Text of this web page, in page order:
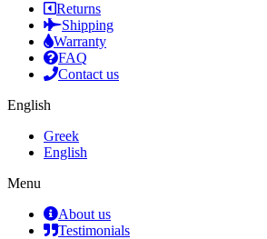
Returns
Shipping
Warranty
FAQ
Contact us
English
Greek
English
Menu
About us
Testimonials